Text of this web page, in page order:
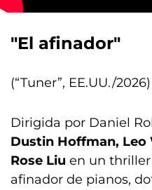
"El afinador"
(“Tuner”, EE.UU./2026)
Dirigida por Daniel
Dustin Hoffman, Leo
Rose Liu en un
afinador de pianos,